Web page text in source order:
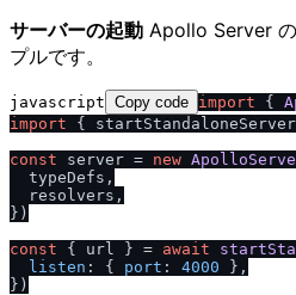
サーバーの起動 Apollo Server
プルです。
javascript Copy code import {
import {
const server = new
  typeDefs,
  resolvers,
})
const { url } = await
listen : { port : 4000 },
})